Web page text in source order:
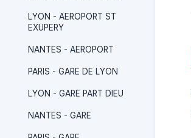
LYON - AEROPORT ST
EXUPERY
NANTES - AEROPORT
PARIS - GARE DE LYON
LYON - GARE PART DIEU
NANTES - GARE